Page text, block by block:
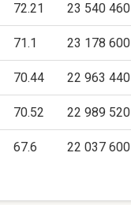
72.21 23 540 460
71.1 23 178 600
70.44 22 963 440
70.52 22 989 520
67.6 22 037 600